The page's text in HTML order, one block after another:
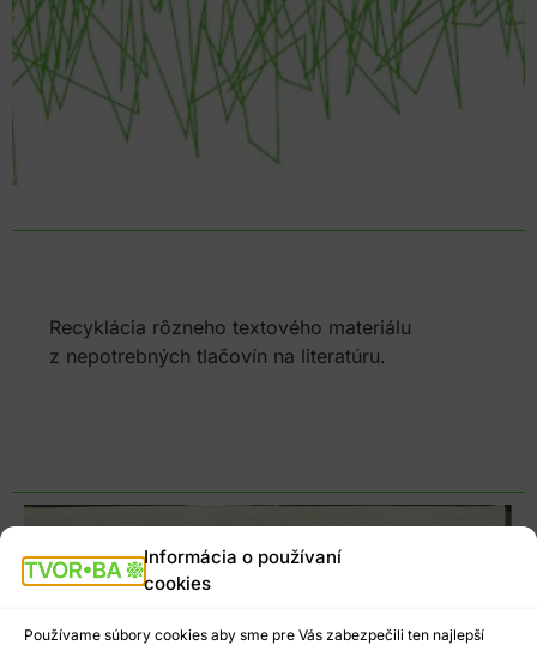
Informácia o používaní
cookies
Používame súbory cookies aby sme pre Vás zabezpečili ten najlepší
Recyklácia rôzneho textového materiálu
z nepotrebných tlačovín na literatúru.